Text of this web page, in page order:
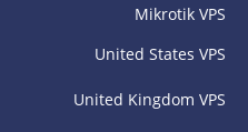
Mikrotik VPS
United States VPS
United Kingdom VPS